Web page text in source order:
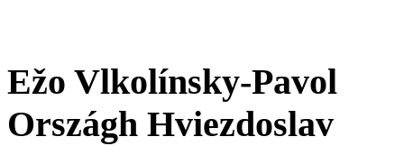
Ežo Vlkolínsky-Pavol
Országh Hviezdoslav